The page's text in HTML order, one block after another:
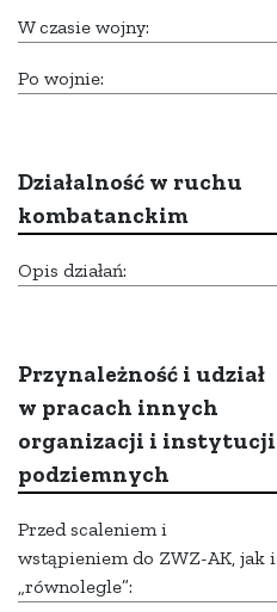
W czasie wojny:
Po wojnie:
Działalność w ruchu
kombatanckim
Opis działań:
Przynależność i udział
w pracach innych
organizacji i instytucji
podziemnych
Przed scaleniem i
wstąpieniem do ZWZ-AK, jak i
„równolegle”: